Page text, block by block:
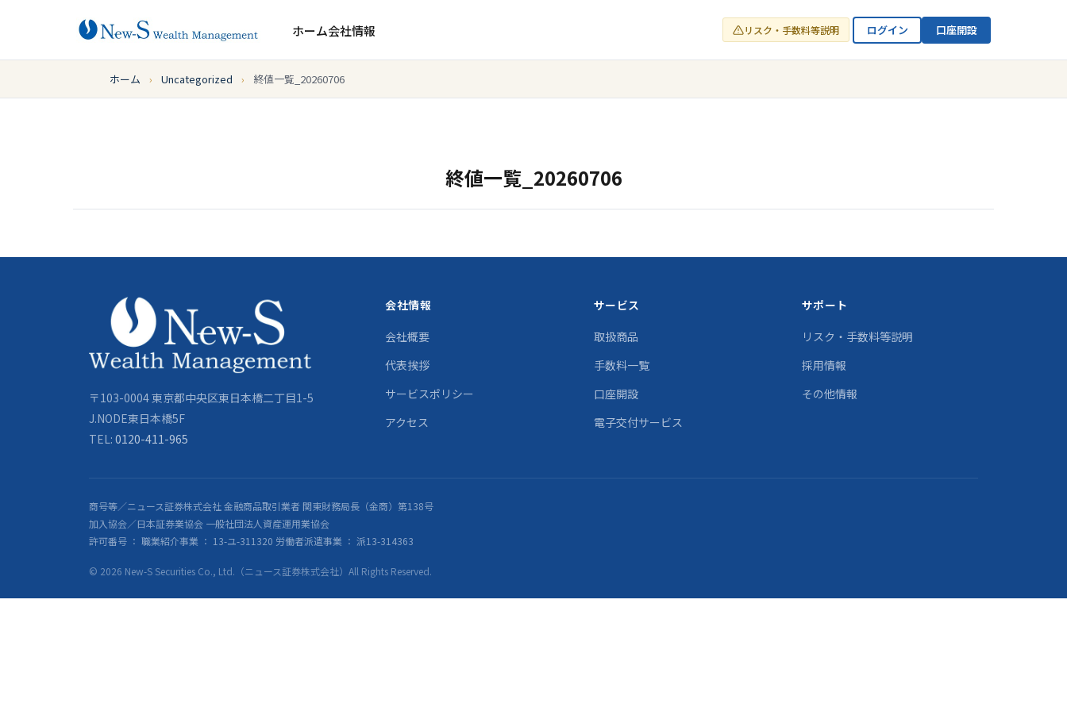
ホーム会社情報 リスク・手数料等説明 ログイン 口座開設
ホーム › Uncategorized › 終値一覧_20260706
終値一覧_20260706
〒103-0004 東京都中央区東日本橋二丁目1-5
J.NODE東日本橋5F
TEL: 0120-411-965
会社情報
会社概要
代表挨拶
サービスポリシー
アクセス
サービス
取扱商品
手数料一覧
口座開設
電子交付サービス
サポート
リスク・手数料等説明
採用情報
その他情報
商号等／ニュース証券株式会社 金融商品取引業者 関東財務局長（金商）第138号
加入協会／日本証券業協会 一般社団法人資産運用業協会
許可番号 ： 職業紹介事業 ： 13-ユ-311320 労働者派遣事業 ： 派13-314363
© 2026 New-S Securities Co., Ltd.（ニュース証券株式会社）All Rights Reserved.